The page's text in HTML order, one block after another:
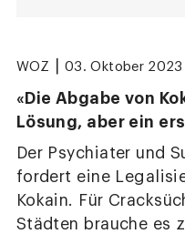
WOZ 03. Oktober 2023
«Die Abgabe von
Lösung, aber ein
Der Psychiater und
fordert eine
Kokain. Für
Städten brauche es